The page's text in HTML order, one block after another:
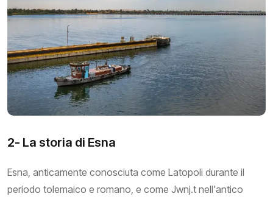
2- La storia di Esna
Esna, anticamente conosciuta come Latopoli durante il
periodo tolemaico e romano, e come Jwnj.t nell'antico